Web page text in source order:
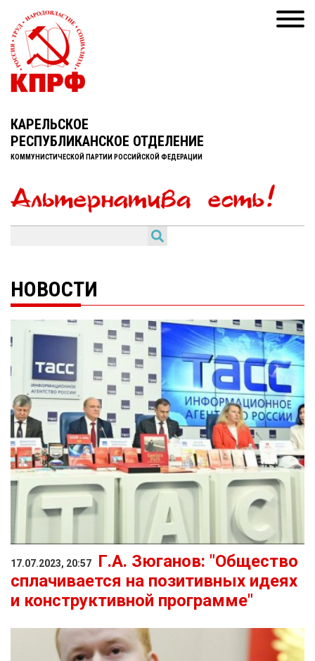
КАРЕЛЬСКОЕ
РЕСПУБЛИКАНСКОЕ ОТДЕЛЕНИЕ
КОММУНИСТИЧЕСКОЙ ПАРТИИ РОССИЙСКОЙ ФЕДЕРАЦИИ
НОВОСТИ
17.07.2023, 20:57
Г.А. Зюганов: "Общество
сплачивается на позитивных идеях
и конструктивной программе"